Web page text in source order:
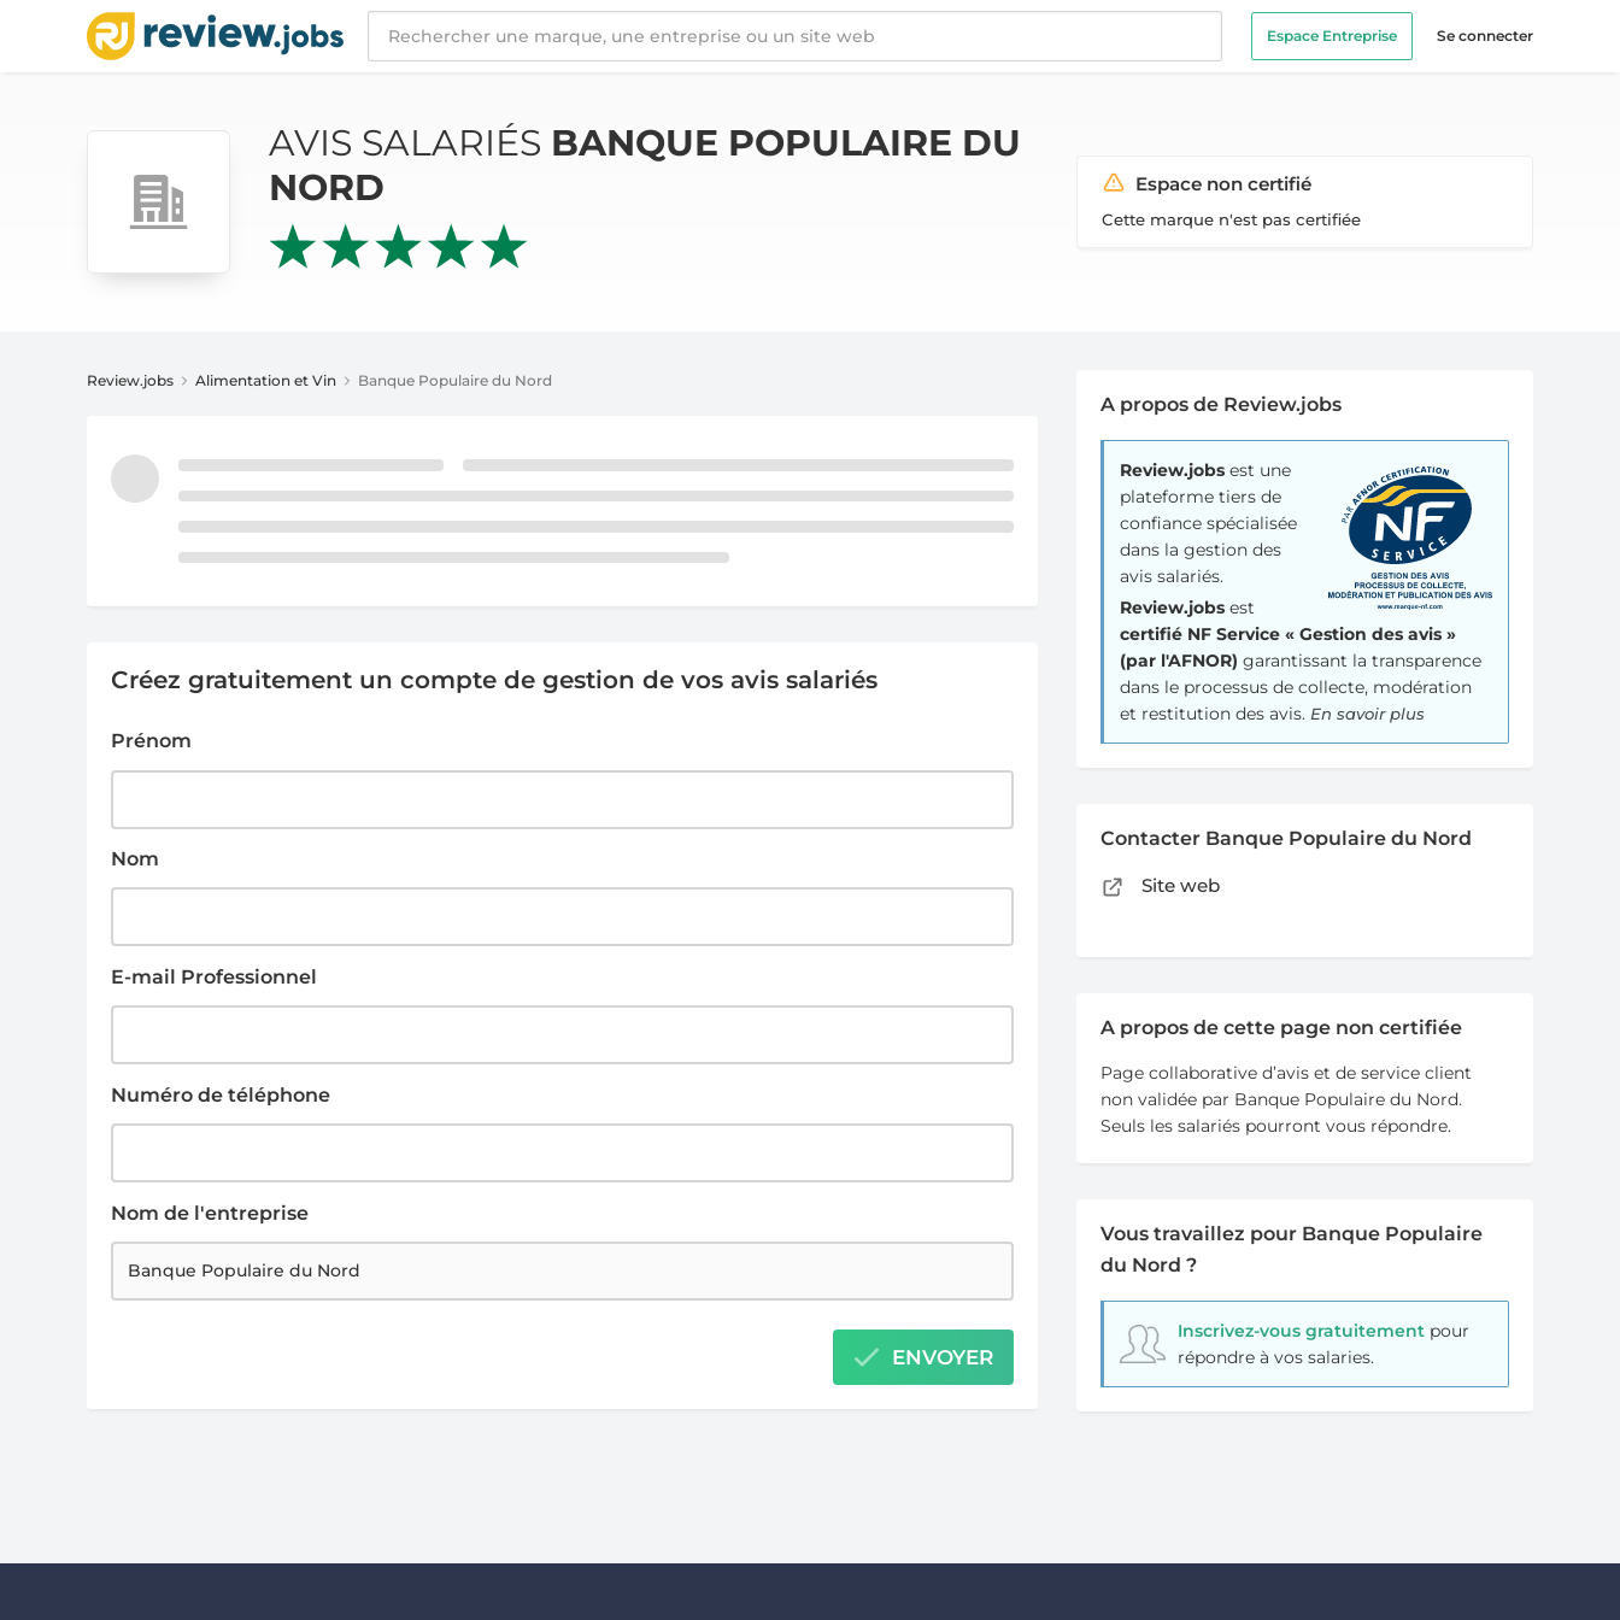
Espace Entreprise Se connecter
AVIS SALARIÉS BANQUE POPULAIRE DU NORD
AVIS SALARIÉS BANQUE POPULAIRE DU
NORD
Espace non certifié
Cette marque n'est pas certifiée
Review.jobs Alimentation et Vin Banque Populaire du Nord
Créez gratuitement un compte de gestion de vos avis salariés
Prénom
Nom
E-mail Professionnel
Numéro de téléphone
Nom de l'entreprise
ENVOYER
A propos de Review.jobs
Review.jobs est une
plateforme tiers de
confiance spécialisée
dans la gestion des
avis salariés.
Review.jobs est
certifié NF Service « Gestion des avis »
(par l'AFNOR) garantissant la transparence
dans le processus de collecte, modération
et restitution des avis.En savoir plus
Contacter Banque Populaire du Nord
Site web
A propos de cette page non certifiée
Page collaborative d’avis et de service client
non validée par Banque Populaire du Nord.
Seuls les salariés pourront vous répondre.
Vous travaillez pour Banque Populaire
du Nord ?
Inscrivez-vous gratuitementpour
répondre à vos salaries.